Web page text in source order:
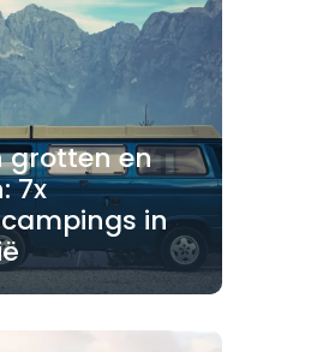
grotten en
7x
in